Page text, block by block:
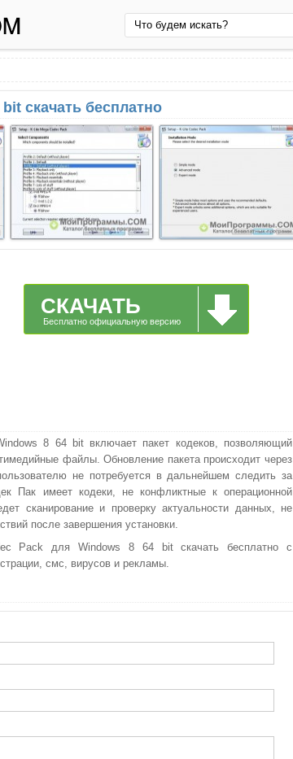
скачать бесплатно
СКАЧАТЬ
Бесплатно официальную версию
8 64 bit включает пакет кодеков, позволяющий
файлы. Обновление пакета происходит через
не потребуется в дальнейшем следить за
Пак имеет кодеки, не конфликтные к операционной
сканирование и проверку актуальности данных, не
после завершения установки.
Pack для Windows 8 64 bit скачать бесплатно с
смс, вирусов и рекламы.